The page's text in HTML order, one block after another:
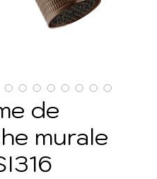
de
murale